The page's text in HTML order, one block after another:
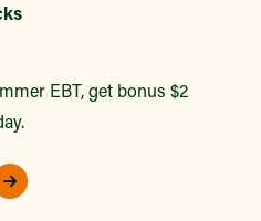
EBT, get bonus $2